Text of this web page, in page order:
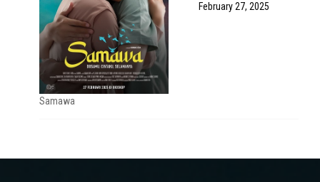
Samawa
February 27, 2025